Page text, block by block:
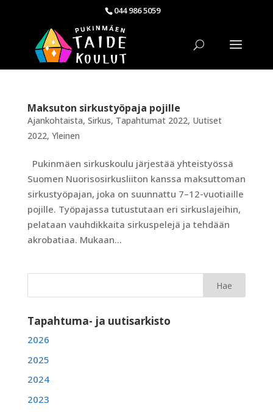
044 986 5059
Maksuton sirkustyöpaja pojille
Ajankohtaista, Sirkus, Tapahtumat 2022, Uutiset
2022, Yleinen
Pukinmäen sirkuskoulu järjestää yhteistyössä
Suomen Nuorisosirkusliiton kanssa maksuttoman
sirkustyöpajan, joka on suunnattu 7–12-vuotiaille
pojille. Työpajassa tutustutaan eri sirkuslajeihin,
pelataan vauhdikkaita sirkuspelejä ja tehdään
akrobatiaa. Mukaan...
Tapahtuma- ja uutisarkisto
2026
2025
2024
2023